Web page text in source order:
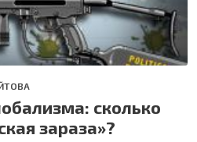
сколько
зараза»?